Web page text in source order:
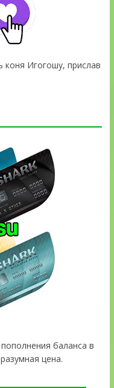
Игогошу, прислав
баланса в
цена.